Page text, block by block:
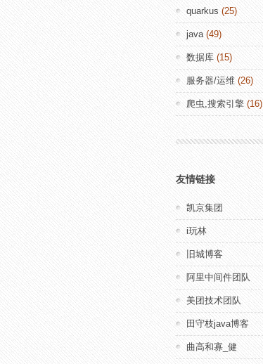
quarkus (25)
java(49)
数据库 (15)
服务器/运维 (26)
爬虫,搜索引擎 (16)
友情链接
凯京集团
i玩林
旧城博客
阿里中间件团队
美团技术团队
田守枝java博客
曲高和寡_健